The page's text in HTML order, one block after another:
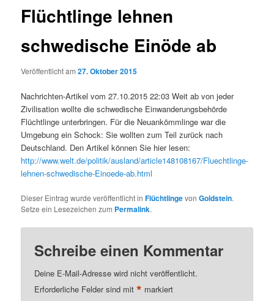
Flüchtlinge lehnen
schwedische Einöde ab
Veröffentlicht am27. Oktober 2015
Nachrichten-Artikel vom 27.10.2015 22:03 Weit ab von jeder
Zivilisation wollte die schwedische Einwanderungsbehörde
Flüchtlinge unterbringen. Für die Neuankömmlinge war die
Umgebung ein Schock: Sie wollten zum Teil zurück nach
Deutschland. Den Artikel können Sie hier lesen:
http://www.welt.de/politik/ausland/article148108167/Fluechtlinge-
lehnen-schwedische-Einoede-ab.html
Dieser Eintrag wurde veröffentlicht inFlüchtlingevonGoldstein.
Setze ein Lesezeichen zum Permalink.
Schreibe einen Kommentar
Deine E-Mail-Adresse wird nicht veröffentlicht.
Erforderliche Felder sind mit* markiert